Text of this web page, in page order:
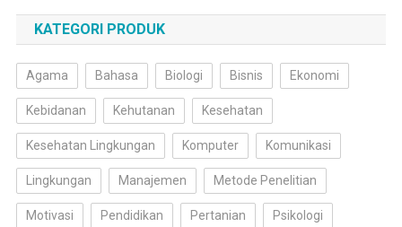
KATEGORI PRODUK
Agama Bahasa Biologi Bisnis Ekonomi
Kebidanan Kehutanan Kesehatan
Kesehatan Lingkungan Komputer Komunikasi
Lingkungan Manajemen Metode Penelitian
Motivasi Pendidikan Pertanian Psikologi